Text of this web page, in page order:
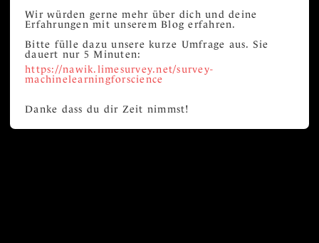
Wir würden gerne mehr über dich und deine
Erfahrungen mit unserem Blog erfahren.
Bitte fülle dazu unsere kurze Umfrage aus. Sie
dauert nur 5 Minuten:
https://nawik.limesurvey.net/survey-
machinelearningforscience
Danke dass du dir Zeit nimmst!